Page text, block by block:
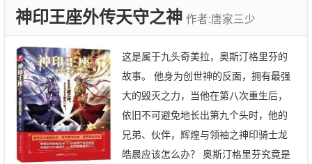
神印王座外传天守之神 作者:唐家三少
这是属于九头奇美拉，奥斯汀格里芬的
故事。 他身为创世神的反面，拥有最强
大的毁灭之力，当他在第八次重生后，
依旧不可避免地长出第九个头时，他的
兄弟、伙伴，辉煌与领袖之神印骑士龙
皓晨应该怎么办？ 奥斯汀格里芬究竟是